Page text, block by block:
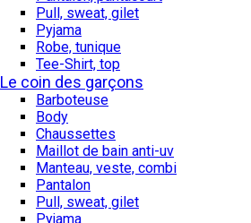
Pull, sweat, gilet
Pyjama
Robe, tunique
Tee-Shirt, top
Le coin des garçons
Barboteuse
Body
Chaussettes
Maillot de bain anti-uv
Manteau, veste, combi
Pantalon
Pull, sweat, gilet
Pyjama